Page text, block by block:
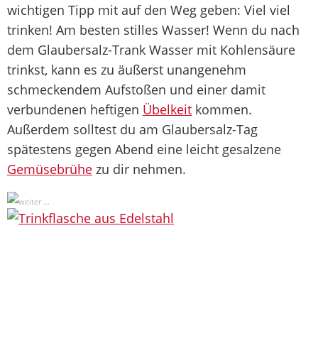
wichtigen Tipp mit auf den Weg geben: Viel viel
trinken! Am besten stilles Wasser! Wenn du nach
dem Glaubersalz-Trank Wasser mit Kohlensäure
trinkst, kann es zu äußerst unangenehm
schmeckendem Aufstoßen und einer damit
verbundenen heftigen Übelkeit kommen.
Außerdem solltest du am Glaubersalz-Tag
spätestens gegen Abend eine leicht gesalzene
Gemüsebrühe zu dir nehmen.